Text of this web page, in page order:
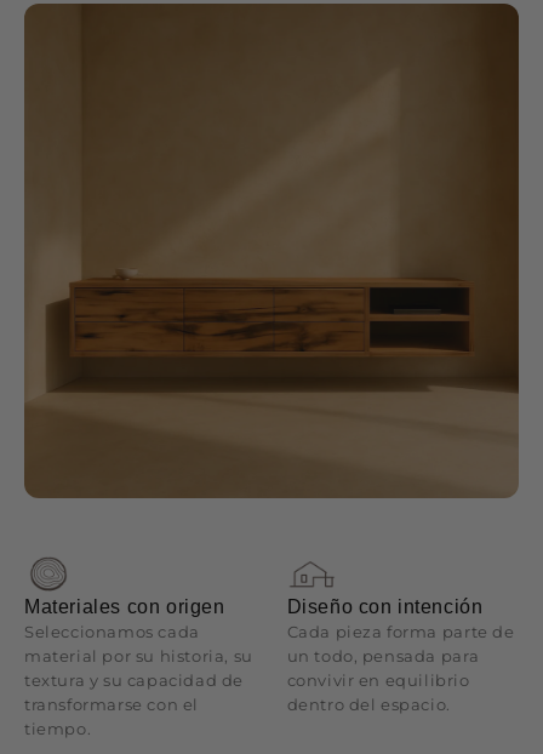
Materiales con origen
Seleccionamos cada
material por su historia, su
textura y su capacidad de
transformarse con el
tiempo.
Diseño con intención
Cada pieza forma parte de
un todo, pensada para
convivir en equilibrio
dentro del espacio.